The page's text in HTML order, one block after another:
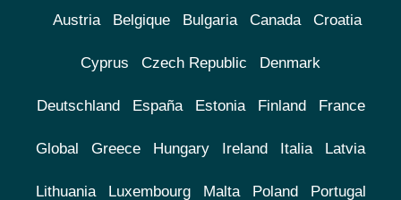
Austria Belgique Bulgaria Canada Croatia
Cyprus Czech Republic Denmark
Deutschland España Estonia Finland France
Global Greece Hungary Ireland Italia Latvia
Lithuania Luxembourg Malta Poland Portugal